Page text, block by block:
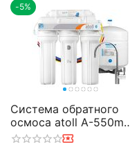
-5%
Система обратного
осмоса atoll A-550m
STDA